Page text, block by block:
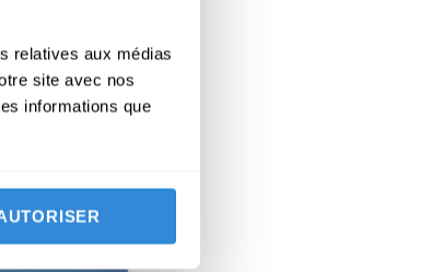
relatives aux médias
site avec nos
informations que